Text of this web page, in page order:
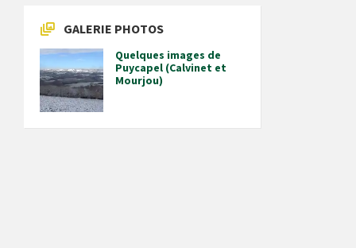
GALERIE PHOTOS
Quelques images de
Puycapel (Calvinet et
Mourjou)